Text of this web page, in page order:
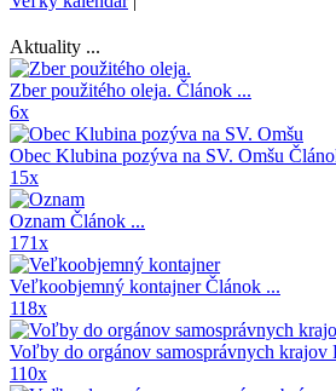
Aktuality ...
Zber použitého oleja. Článok ...
6x
Obec Klubina pozýva na SV. Omšu
15x
Oznam Článok ...
171x
Veľkoobjemný kontajnerČlánok ...
118x
Voľby do orgánov samosprávnych krajov
110x